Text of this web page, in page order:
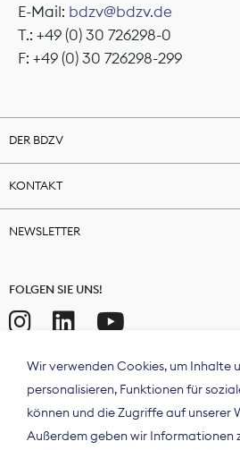
E-Mail: bdzv@bdzv.de
T.: +49 (0) 30 726298-0
F: +49 (0) 30 726298-299
DER BDZV
KONTAKT
NEWSLETTER
FOLGEN SIE UNS!
Wir verwenden Cookies, um Inhalte
personalisieren, Funktionen für
können und die Zugriffe auf unserer
Außerdem geben wir Informationen